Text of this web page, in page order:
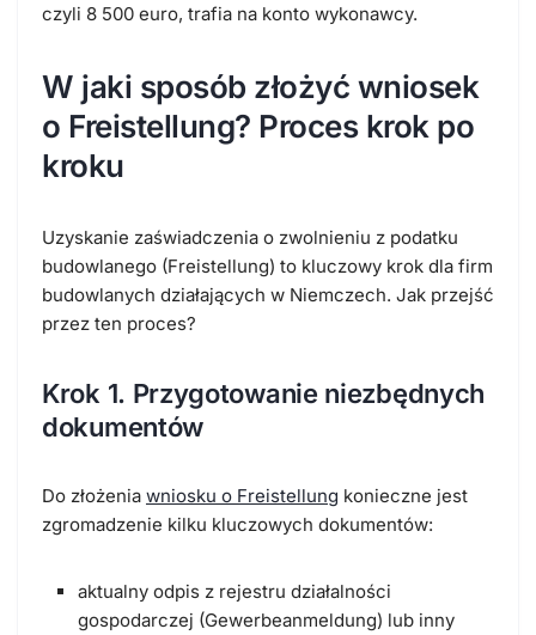
czyli 8 500 euro, trafia na konto wykonawcy.
W jaki sposób złożyć wniosek
o Freistellung? Proces krok po
kroku
Uzyskanie zaświadczenia o zwolnieniu z podatku
budowlanego (Freistellung) to kluczowy krok dla firm
budowlanych działających w Niemczech. Jak przejść
przez ten proces?
Krok 1. Przygotowanie niezbędnych
dokumentów
Do złożenia wniosku o Freistellung konieczne jest
zgromadzenie kilku kluczowych dokumentów:
aktualny odpis z rejestru działalności
gospodarczej (Gewerbeanmeldung) lub inny